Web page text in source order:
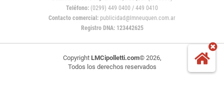
Teléfono: (0299) 449 0400 / 449 0410
Contacto comercial: publicidad@lmneuquen.com.ar
Registro DNA: 123442625
Copyright LMCipolletti.com© 2026,
Todos los derechos reservados